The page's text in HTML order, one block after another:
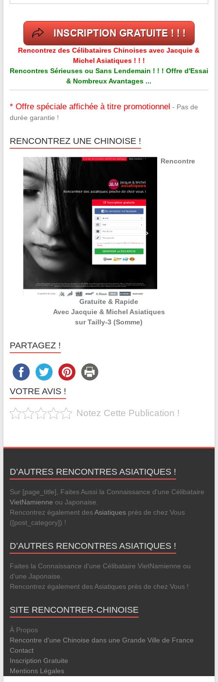
Rencontrez des Célibataires Chinoises avec Jacquie &
Michel Asiatiques ! ! !
Rencontres Sérieuses ou Sans Lendemain ! ! ! Offre d'Essai
& Nombreux Avantages ...
* Offre spéciale affichée à titre promotionnel - Pas de
durée garantie !
RENCONTREZ UNE CHINOISE !
Rencontre
Gratuite & Rapide
Avec Jacquie & Michel Asiatiques
sur Tailly-3 (Somme)
PARTAGEZ !
VOTRE AVIS !
Notez Cette Publication !
D’AUTRES RENCONTRES ASIATIQUES !
Sur [page_title], Faites Aussi la Connaissance d'une Célibataire
VietNamienne ou Japonaise.
Rencontrez également desAsiatiquesprès de chez Vous
([post_category]) !
D’AUTRES RENCONTRES ASIATIQUES !
Faites la Connaissance d'une Célibataire VietNamienne ou
d'une Japonaise.
Rencontrez également des Asiatiques près de chez Vous !
SITE RENCONTRER-CHINOISE
À Propos
Rencontre d'une Chinoise dans une Grande Ville de France
Contact
Inscription Gratuite
Mentions Légales